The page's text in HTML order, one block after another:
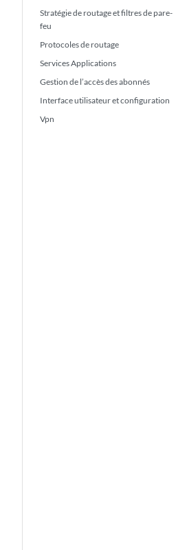
Stratégie de routage et filtres de pare-
feu
Protocoles de routage
Services Applications
Gestion de l’accès des abonnés
Interface utilisateur et configuration
Vpn